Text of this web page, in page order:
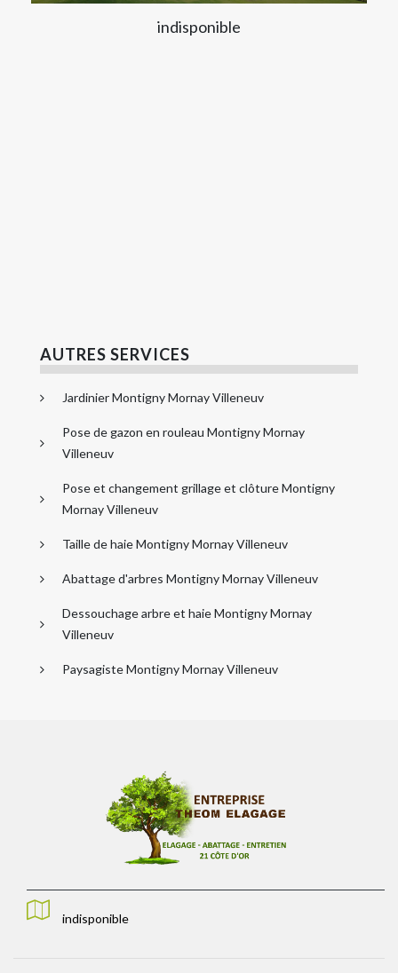
indisponible
AUTRES SERVICES
Jardinier Montigny Mornay Villeneuv
Pose de gazon en rouleau Montigny Mornay
Villeneuv
Pose et changement grillage et clôture Montigny
Mornay Villeneuv
Taille de haie Montigny Mornay Villeneuv
Abattage d'arbres Montigny Mornay Villeneuv
Dessouchage arbre et haie Montigny Mornay
Villeneuv
Paysagiste Montigny Mornay Villeneuv
indisponible